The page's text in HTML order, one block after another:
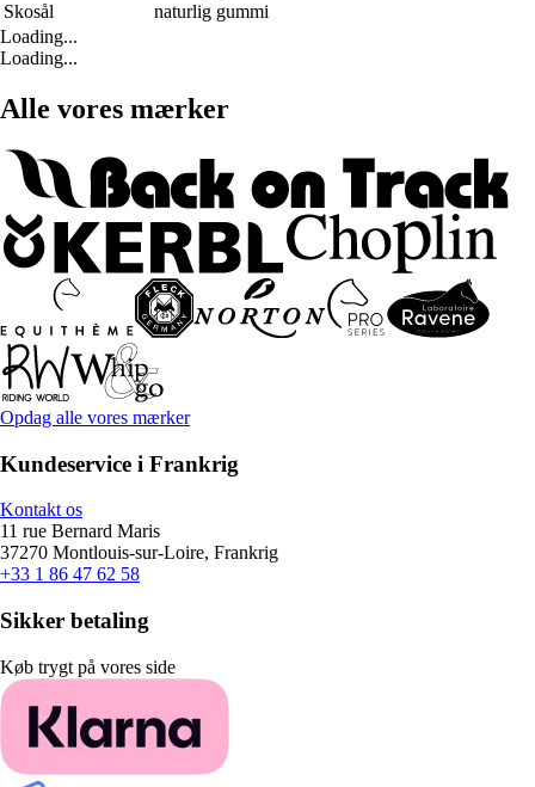
Skosål
naturlig gummi
Loading...
Loading...
Alle vores mærker
Opdag alle vores mærker
Kundeservice i Frankrig
Kontakt os
11 rue Bernard Maris
37270 Montlouis-sur-Loire, Frankrig
+33 1 86 47 62 58
Sikker betaling
Køb trygt på vores side